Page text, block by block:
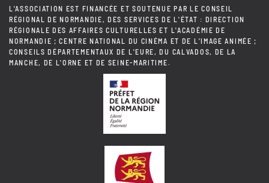
L'ASSOCIATION EST FINANCÉE ET SOUTENUE PAR LE CONSEIL
RÉGIONAL DE NORMANDIE, DES SERVICES DE L'ÉTAT : DIRECTION
RÉGIONALE DES AFFAIRES CULTURELLES ET L'ACADÉMIE DE
NORMANDIE ; CENTRE NATIONAL DU CINÉMA ET DE L'IMAGE ANIMÉE ;
CONSEILS DÉPARTEMENTAUX DE L'EURE, DU CALVADOS, DE LA
MANCHE, DE L'ORNE ET DE SEINE-MARITIME.